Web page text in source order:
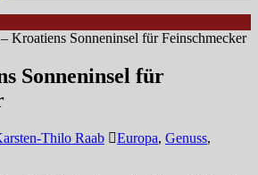
Kroatiens Sonneninsel für Feinschmecker
Sonneninsel für
Thilo Raab Europa, Genuss,